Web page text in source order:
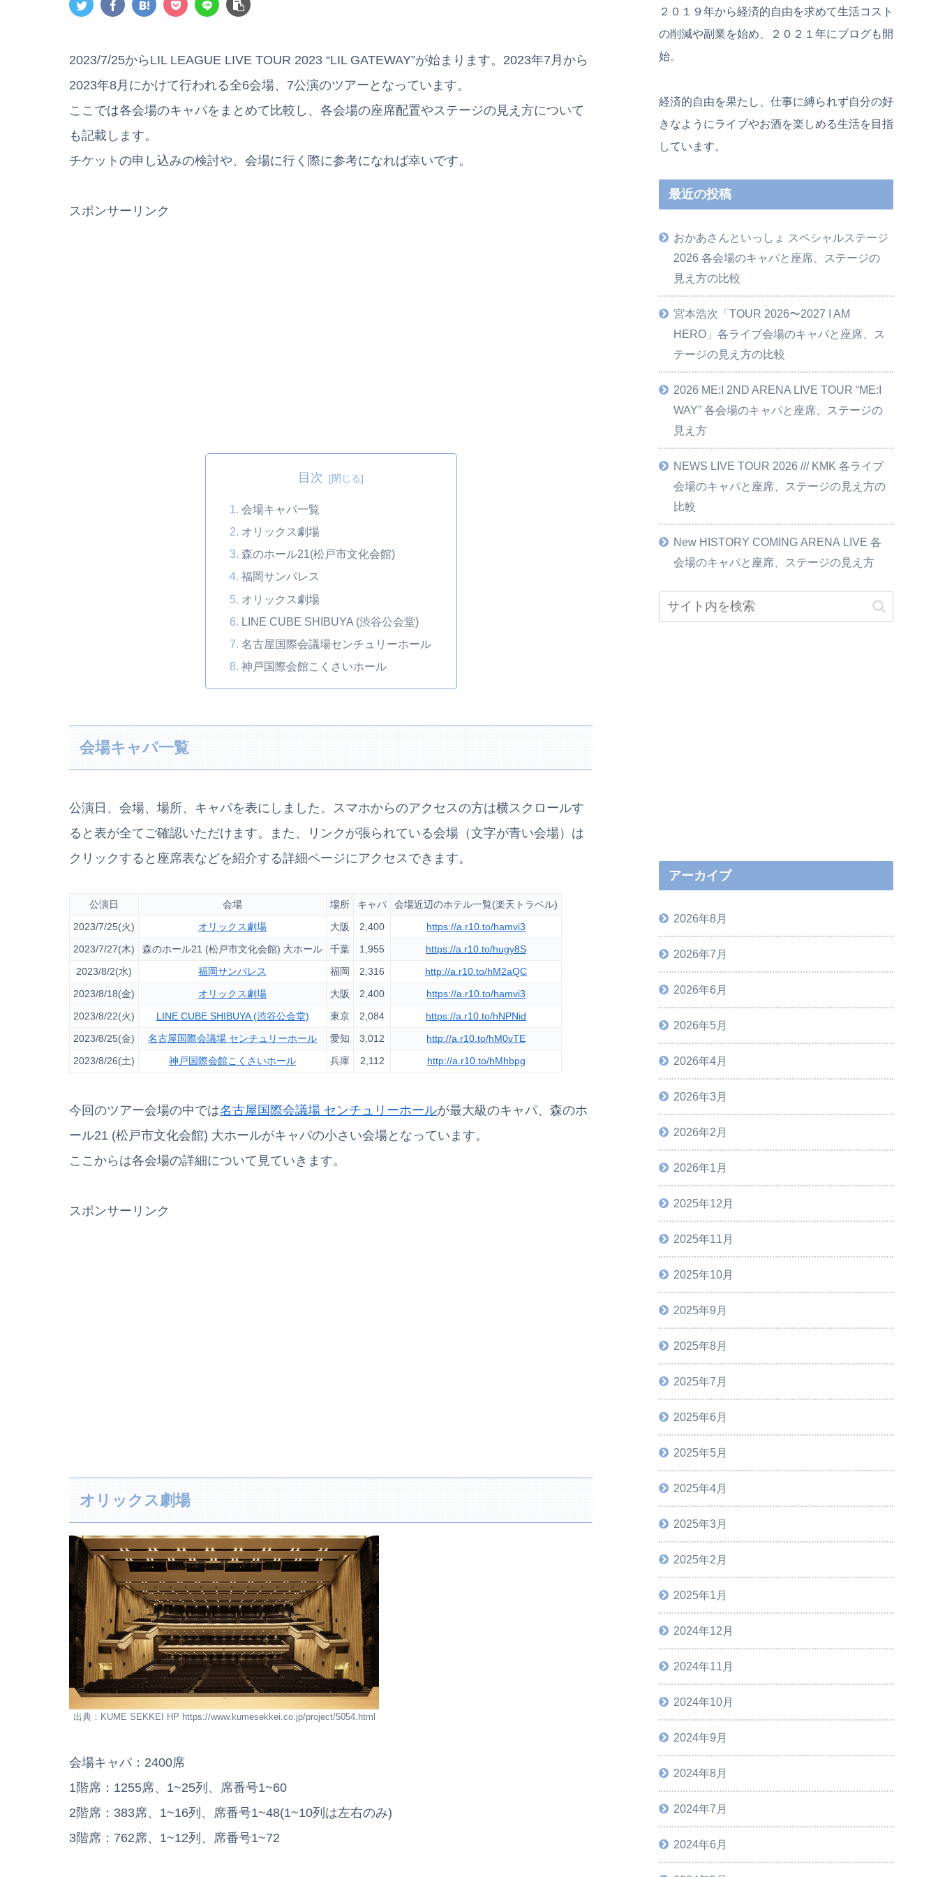
2023/7/25からLIL LEAGUE LIVE TOUR 2023 “LIL GATEWAY”が始まります。2023年7月から
2023年8月にかけて行われる全6会場、7公演のツアーとなっています。
ここでは各会場のキャパをまとめて比較し、各会場の座席配置やステージの見え方について
も記載します。
チケットの申し込みの検討や、会場に行く際に参考になれば幸いです。
スポンサーリンク
目次
会場キャパ一覧
オリックス劇場
森のホール21(松戸市文化会館)
福岡サンパレス
オリックス劇場
LINE CUBE SHIBUYA (渋谷公会堂)
名古屋国際会議場センチュリーホール
神戸国際会館こくさいホール
会場キャパ一覧
公演日、会場、場所、キャパを表にしました。スマホからのアクセスの方は横スクロールす
ると表が全てご確認いただけます。また、リンクが張られている会場（文字が青い会場）は
クリックすると座席表などを紹介する詳細ページにアクセスできます。
公演日 会場 場所 キャパ
会場近辺のホテル一覧(楽天トラベル)
2023/7/25(火)
オリックス劇場 大阪 2,400
https://a.r10.to/hamvi3
2023/7/27(木)
森のホール21 (松戸市文化会館) 大ホール 千葉 1,955
https://a.r10.to/hugy8S
2023/8/2(水)
福岡サンパレス 福岡 2,316
http://a.r10.to/hM2aQC
2023/8/18(金)
オリックス劇場 大阪 2,400
https://a.r10.to/hamvi3
2023/8/22(火)
LINE CUBE SHIBUYA (渋谷公会堂) 東京 2,084
https://a.r10.to/hNPNid
2023/8/25(金)
名古屋国際会議場 センチュリーホール 愛知 3,012
http://a.r10.to/hM0vTE
2023/8/26(土)
神戸国際会館こくさいホール 兵庫 2,112 http://a.r10.to/hMhbpg
今回のツアー会場の中では名古屋国際会議場 センチュリーホールが最大級のキャパ、森のホ
ール21 (松戸市文化会館) 大ホールがキャパの小さい会場となっています。
ここからは各会場の詳細について見ていきます。
スポンサーリンク
オリックス劇場
出典：KUME SEKKEI HP https://www.kumesekkei.co.jp/project/5054.html
会場キャパ：2400席
1階席：1255席、1~25列、席番号1~60
2階席：383席、1~16列、席番号1~48(1~10列は左右のみ)
3階席：762席、1~12列、席番号1~72
２０１９年から経済的自由を求めて生活コスト
の削減や副業を始め、２０２１年にブログも開
始。
経済的自由を果たし、仕事に縛られず自分の好
きなようにライブやお酒を楽しめる生活を目指
しています。
最近の投稿
おかあさんといっしょ スペシャルステージ
2026 各会場のキャパと座席、ステージの
見え方の比較
宮本浩次「TOUR 2026〜2027 I AM
HERO」各ライブ会場のキャパと座席、ス
テージの見え方の比較
2026 ME:I 2ND ARENA LIVE TOUR “ME:I
WAY” 各会場のキャパと座席、ステージの
見え方
NEWS LIVE TOUR 2026 /// KMK 各ライブ
会場のキャパと座席、ステージの見え方の
比較
New HISTORY COMING ARENA LIVE 各
会場のキャパと座席、ステージの見え方
アーカイブ
2026年8月
2026年7月
2026年6月
2026年5月
2026年4月
2026年3月
2026年2月
2026年1月
2025年12月
2025年11月
2025年10月
2025年9月
2025年8月
2025年7月
2025年6月
2025年5月
2025年4月
2025年3月
2025年2月
2025年1月
2024年12月
2024年11月
2024年10月
2024年9月
2024年8月
2024年7月
2024年6月